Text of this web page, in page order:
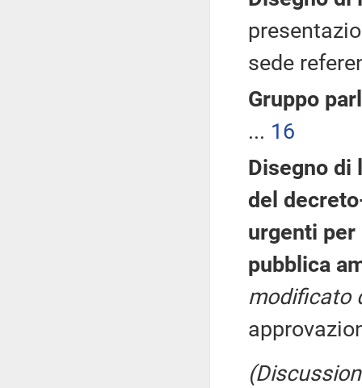
sede
Gruppo
... 16
Disegno di
del
urgenti per
pubblica
modificato